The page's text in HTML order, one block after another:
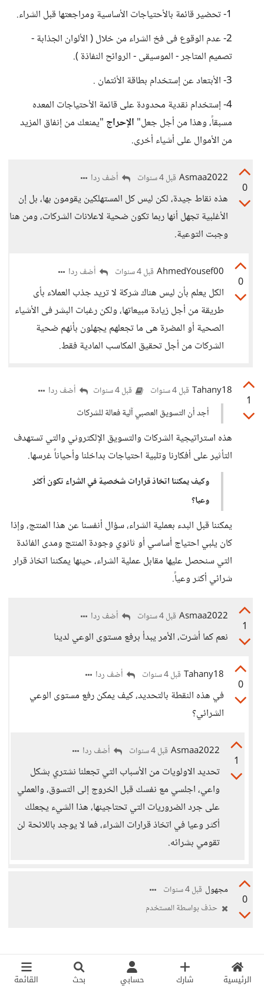
الرئيسية شارك حسابي بحث القائمة
1- تحضير قائمة بالأحتياجات الأساسية ومراجعتها قبل الشراء.
2- عدم الوقوع فى فخ الشراء من خلال ( الألوان الجذابة -
تصميم المتاجر - الموسيقى - الروائح النفاذة ).
3- الأبتعاد عن إستخدام بطاقة الأئتمان .
4- إستخدام نقدية محدودة على قائمة الأحتياجات المعده
مسبقاً، وهذا من أجل جعل" الإحراج "يمنعك من إنفاق المزيد
من الأموال على أشياء أخرى.
0
Asmaa2022 قبل 4 سنوات أضف ردا
هذه نقاط جيدة، لكن ليس كل المستهلكين يقومون بها، بل إن
الأغلبية تجهل أنها ربما تكون ضحية لاعلانات الشركات، ومن هنا
وجبت التوعية.
0
AhmedYousef00 قبل 4 سنوات أضف ردا
الكل يعلم بأن ليس هناك شركة لا تريد جذب العملاء بأى
طريقة من أجل زيادة مبيعاتها، ولكن رغبات البشر فى الأشياء
الصحية أو المضرة هى ما تجعلهم يجهلون بأنهم ضحية
الشركات من أجل تحقيق المكاسب المادية فقط.
1
Tahany18 قبل 4 سنوات قبل 4 سنوات
أضف ردا
أجد أن التسويق العصبي آلية فعالة للشركات
هذه استراتيجية الشركات والتسويق الإلكتروني والتي تستهدف
التأثير على أفكارنا وتلبية احتياجات بداخلنا وأحياناً غرسها.
وكيف يمكننا اتخاذ قرارات شخصية في الشراء تكون أكثر
وعيا؟
يمكننا قبل البدء بعملية الشراء، سؤال أنفسنا عن هذا المنتج، وإذا
كان يلبي احتياج أساسي أو ثانوي وجودة المنتج ومدى الفائدة
التي سنحصل عليها مقابل عملية الشراء، حينها يمكننا اتخاذ قرار
شرائي أكثر وعياً.
1
Asmaa2022 قبل 4 سنوات أضف ردا
نعم كما أشرت، الأمر يبدأ برفع مستوى الوعي لدينا
0
Tahany18 قبل 4 سنوات أضف ردا
في هذه النقطة بالتحديد، كيف يمكن رفع مستوى الوعي
الشرائي؟
1
Asmaa2022 قبل 4 سنوات أضف ردا
تحديد الاولويات من الأسباب التي تجعلنا نشتري بشكل
واعي، اجلسي مع نفسك قبل الخروج إلى التسوق، والعملي
على جرد الضروريات التي تحتاجينها، هذا الشيء يجعلك
أكثر وعيا في اتخاذ قرارات الشراء، فما لا يوجد باللائحة لن
تقومي بشرائه.
0
مجهول قبل 4 سنوات
حذف بواسطة المستخدم